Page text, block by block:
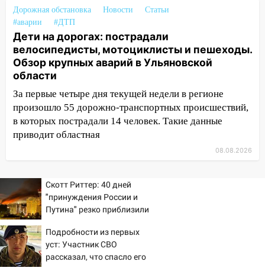
судить за неуплату 48,4 млн рублей
налогов
09:28 Дети на дорогах: пострадали
велосипедисты, мотоциклисты и
пешеходы. Обзор крупных аварий в
Ульяновской области
08:30 Поджог со свечой, 16 сгоревших
домов и выстрел за водку
07:50 Какая погоды будет днем 8
06:45
Ульяновске останется закрытым до
утра 10 августа
05:18
на 8 августа — кому повезет с
деньгами, а кого ждет неожиданная
встреча
Дорожная обстановка Новости
Статьи
#аварии
#ДТП
Дети на дорогах: пострадали
велосипедисты, мотоциклисты и пешеходы.
Обзор крупных аварий в Ульяновской
области
За первые четыре дня текущей недели в регионе
произошло 55 дорожно-транспортных происшествий,
в которых пострадали 14 человек. Такие данные
приводит областная
08.08.2026
Скотт Риттер: 40 дней
"принуждения России и
Путина" резко приблизили
Подробности из первых
уст: Участник СВО
рассказал, что спасло его